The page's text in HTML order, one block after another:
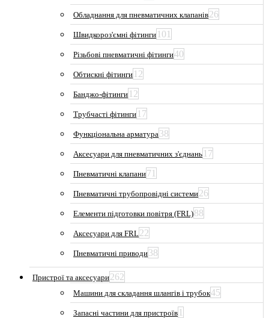
Обладнання для пневматичних клапанів26
Швидкороз'ємні фітинги 101
Різьбові пневматичні фітинги40
Обтискні фітинги 12
Банджо-фітинги 12
Трубчасті фітинги 17
Функціональна арматура 38
Аксесуари для пневматичних з'єднань 17
Пневматичні клапани71
Пневматичні трубопровідні системи26
Елементи підготовки повітря (FRL)88
Аксесуари для FRL22
Пневматичні приводи38
Пристрої та аксесуари262
Машини для складання шлангів і трубок45
Запасні частини для пристроїв 1